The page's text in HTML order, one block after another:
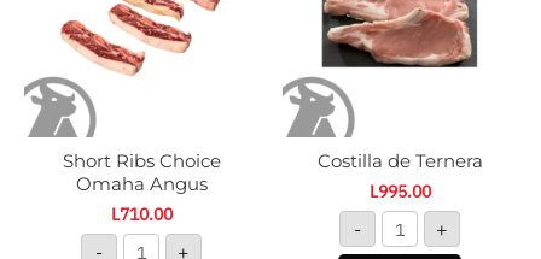
Short Ribs Choice
Omaha Angus
L710.00
- +
Costilla de Ternera
L995.00
- +